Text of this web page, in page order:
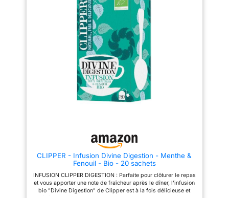
l'assortiment de nos infusions
parfumées les plus délicieuses
Eléphant : Pêche Abricot, Tilleul
Citron, Mangue Passion, Fraise
Framboise Groseille et Pomme
RECETTE
NATURELLE : En sélectionnant
des herbes certifiées Rainforest
Alliance, Eléphant veut prendre
soin de la planète et contribuer
à un monde meilleur. C'est notre
façon à nous d'infuser joie et
bonne humeur. En plus, la
Pour une dégustation idéale,
laissez infuser votre sachet
ml d’eau chaude et dégustez !
RESPONSABLES : Parce qu'on
aime notre planète, fini le petit
film plastique. Nos boîtes
Sans ficelle, sans colle, sans
agrafe. Poids Net : 114 g. 1,2,3
SOMMEIL ! (5 sachets), 7EME
CIEL (5 sachets), CAMOMILLE
(5 sachets), COCKTAIL DIGEST
(5 sachets), DÉTOX ET VOUS (5
sachets), FÉE NUIT (5 sachets),
FENOUIL (5 sachets), INFUSION
DES MARMOTTES (5 sachets),
POMME CANNELLE (5 sachets),
RETOUR DE SOIREE (5 sachets)
ROMARIN (5 sachets), THYM (5
sachets), THÉ MENTH'OLE (5
sachets), THE REVEILLE (5
50 plantes dans nos ateliers en
Haute-Savoie. Pas besoin
sélectionne des plantes de
qualité sur leurs terroirs
d'origine, au rythme des
CLIPPER - Infusion Divine Digestion - Menthe &
Fenouil - Bio - 20 sachets
INFUSION CLIPPER DIGESTION : Parfaite pour clôturer le repas
et vous apporter une note de fraîcheur après le dîner, l'infusion
bio "Divine Digestion" de Clipper est à la fois délicieuse et